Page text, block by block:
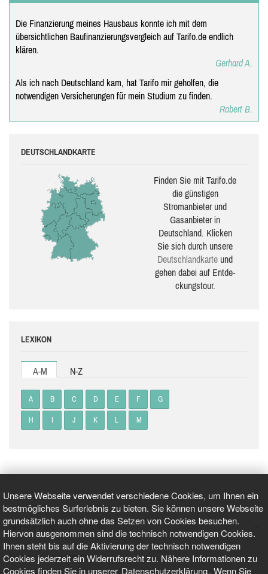
Unsere Webseite verwendet verschiedene Cookies, um Ihnen ein
bestmögliches Surferlebnis zu bieten. Sie können unsere Webseite
grundsätzlich auch ohne das Setzen von Cookies besuchen.
Hiervon ausgenommen sind die technisch notwendigen Cookies.
Ihnen steht bis auf die Aktivierung der technisch notwendigen
Cookies jederzeit ein Widerrufsrecht zu. Nähere Informationen zu
Cookies finden Sie in unserer Datenschutzerklärung. Wenn Sie
Die Finanzierung meines Hausbaus konnte ich mit dem
übersichtlichen Baufinanzierungsvergleich auf Tarifo.de endlich
klären.
Gerhard A.
Als ich nach Deutschland kam, hat Tarifo mir geholfen, die
notwendigen Versicherungen für mein Studium zu finden.
Robert B.
DEUTSCHLANDKARTE
Finden Sie mit Tarifo.de
die güns­ti­gen
Stromanbieter und
Gasanbieter in
Deutschland. Klicken
Sie sich durch unsere
Deutsch­land­karte und
gehen dabei auf Ent­de­
ckungs­tour.
LEXIKON
A-M N-Z
A B C D E F G
H I J K L M
GEPRÜFT UND ZERTIFIZIERT
AKTUELLE NACHRICHTEN